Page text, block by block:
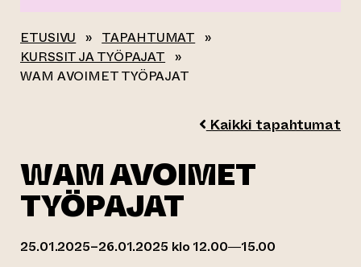
ETUSIVU » TAPAHTUMAT »
KURSSIT JA TYÖPAJAT »
WAM AVOIMET TYÖPAJAT
Kaikki tapahtumat
WAM AVOIMET
TYÖPAJAT
25.01.2025–26.01.2025 klo 12.00—15.00